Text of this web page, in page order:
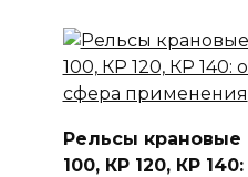
Рельсы крановые
100, КР 120, КР